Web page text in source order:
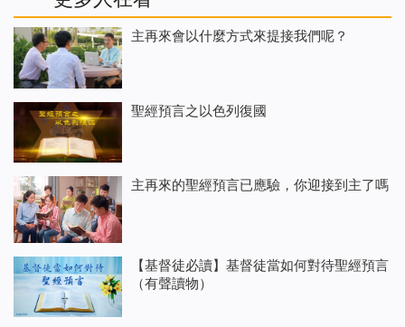
主再來會以什麼方式來提接我們呢？
聖經預言之以色列復國
主再來的聖經預言已應驗，你迎接到主了嗎
【基督徒必讀】基督徒當如何對待聖經預言
（有聲讀物）